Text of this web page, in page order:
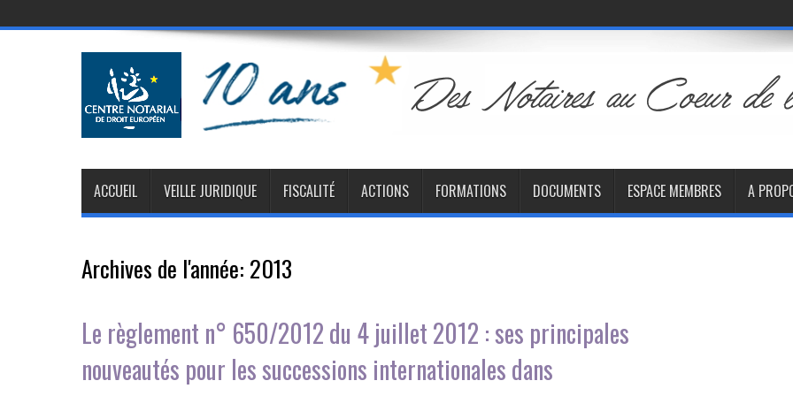
ACCUEIL VEILLE JURIDIQUE FISCALITÉ ACTIONS FORMATIONS DOCUMENTS ESPACE MEMBRES A
Archives de l'année: 2013
Le règlement n° 650/2012 du 4 juillet 2012 : ses principales
nouveautés pour les successions internationales dans